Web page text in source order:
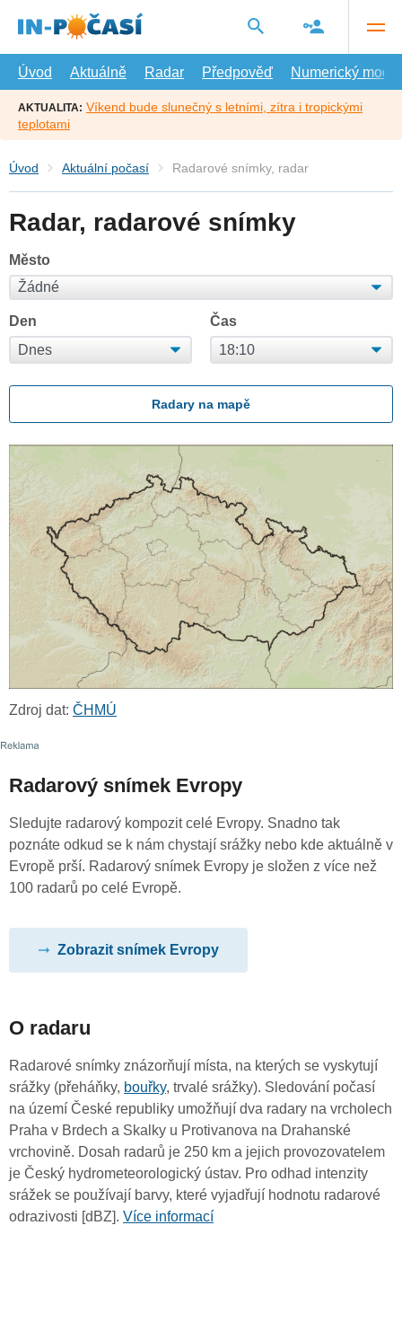
hlavní
Úvod
Aktuálně Radar Předpověď Numerický model
AKTUALITA: Víkend bude slunečný s letními, zítra i tropickými
teplotami
Úvod Aktuální počasí Radarové snímky, radar
Radar, radarové snímky
Město
Den Čas
Radary na mapě
Zdroj dat: ČHMÚ
Radarový snímek Evropy
Sledujte radarový kompozit celé Evropy. Snadno tak
poznáte odkud se k nám chystají srážky nebo kde aktuálně v
Evropě prší. Radarový snímek Evropy je složen z více než
100 radarů po celé Evropě.
Zobrazit snímek Evropy
O radaru
Radarové snímky znázorňují místa, na kterých se vyskytují
srážky (přeháňky, bouřky, trvalé srážky). Sledování počasí
na území České republiky umožňují dva radary na vrcholech
Praha v Brdech a Skalky u Protivanova na Drahanské
vrchovině. Dosah radarů je 250 km a jejich provozovatelem
je Český hydrometeorologický ústav. Pro odhad intenzity
srážek se používají barvy, které vyjadřují hodnotu radarové
odrazivosti [dBZ]. Více informací